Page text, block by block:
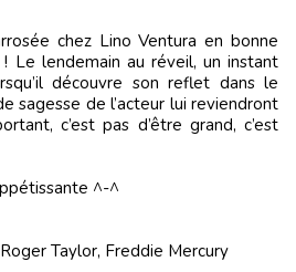
chez Lino Ventura en bonne
Le lendemain au réveil, un instant
découvre son reflet dans le
sagesse de l’acteur lui reviendront
c’est pas d’être grand, c’est
^-^
Taylor, Freddie Mercury